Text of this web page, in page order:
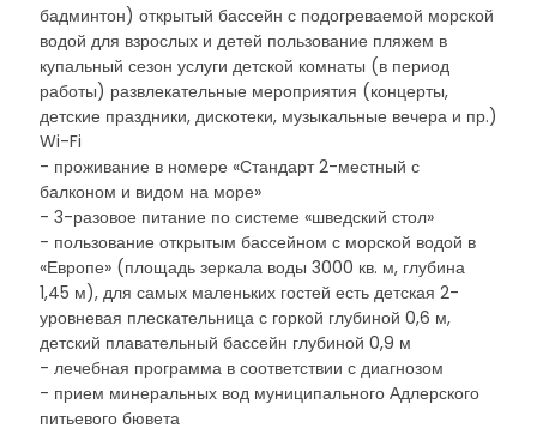
бадминтон) открытый бассейн с подогреваемой морской
водой для взрослых и детей пользование пляжем в
купальный сезон услуги детской комнаты (в период
работы) развлекательные мероприятия (концерты,
детские праздники, дискотеки, музыкальные вечера и пр.)
Wi-Fi
- проживание в номере «Стандарт 2-местный с
балконом и видом на море»
- 3-разовое питание по системе «шведский стол»
- пользование открытым бассейном с морской водой в
«Европе» (площадь зеркала воды 3000 кв. м, глубина
1,45 м), для самых маленьких гостей есть детская 2-
уровневая плескательница с горкой глубиной 0,6 м,
детский плавательный бассейн глубиной 0,9 м
- лечебная программа в соответствии с диагнозом
- прием минеральных вод муниципального Адлерского
питьевого бювета